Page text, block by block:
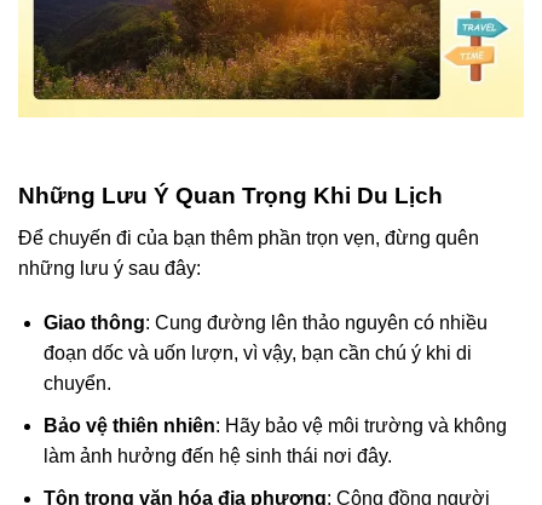
Những Lưu Ý Quan Trọng Khi Du Lịch
Để chuyến đi của bạn thêm phần trọn vẹn, đừng quên
những lưu ý sau đây:
Giao thông: Cung đường lên thảo nguyên có nhiều
đoạn dốc và uốn lượn, vì vậy, bạn cần chú ý khi di
chuyển.
Bảo vệ thiên nhiên: Hãy bảo vệ môi trường và không
làm ảnh hưởng đến hệ sinh thái nơi đây.
Tôn trọng văn hóa địa phương: Cộng đồng người